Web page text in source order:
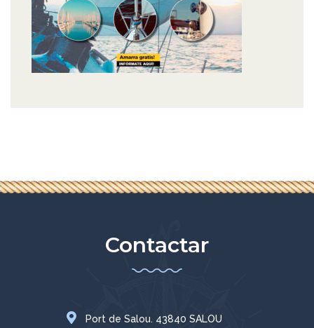
Contactar
Port de Salou. 43840 SALOU